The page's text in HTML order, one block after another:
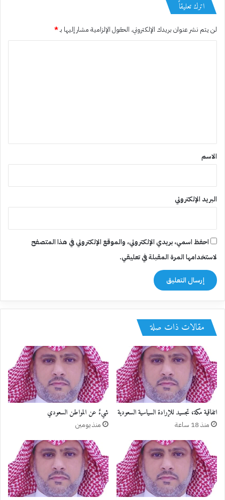
اترك تعليقاً
لن يتم نشر عنوان بريدك الإلكتروني. الحقول الإلزامية مشار إليها بـ*
*
الاسم
البريد الإلكتروني
احفظ اسمي، بريدي الإلكتروني، والموقع الإلكتروني في هذا المتصفح
لاستخدامها المرة المقبلة في تعليقي.
مقالات ذات صلة
اتفاقية مكة، تجسيد للإرادة السياسية السعودية
منذ 18 ساعة
شيءٌ عن المواطن السعودي
منذ يومين